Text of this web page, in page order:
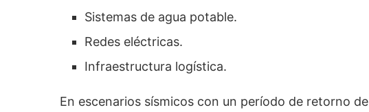
Sistemas de agua potable.
Redes eléctricas.
Infraestructura logística.
En escenarios sísmicos con un período de retorno de